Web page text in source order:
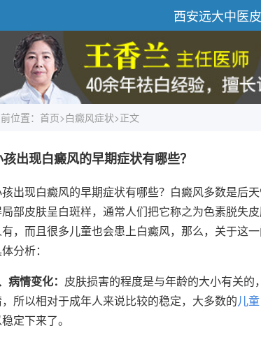
西安远大中医
位置： 首页>白癜风症状>正文
出现白癜风的早期症状有哪些？
出现白癜风的早期症状有哪些？白癜风多数是后
部皮肤呈白斑样，通常人们把它称之为色素脱失
，而且很多儿童也会患上白癜风，那么，关于这
分析：
病情变化： 皮肤损害的程度是与年龄的大小有关的
所以相对于成年人来说比较的稳定，大多数的儿
定下来了。